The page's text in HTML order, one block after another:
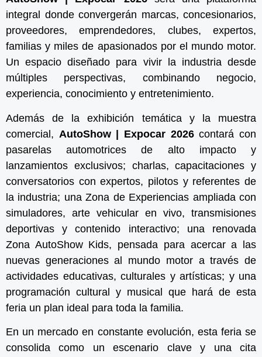
integral donde convergerán marcas, concesionarios,
proveedores, emprendedores, clubes, expertos,
familias y miles de apasionados por el mundo motor.
Un espacio diseñado para vivir la industria desde
múltiples perspectivas, combinando negocio,
experiencia, conocimiento y entretenimiento.
Además de la exhibición temática y la muestra
comercial, AutoShow | Expocar 2026contará con
pasarelas automotrices de alto impacto y
lanzamientos exclusivos; charlas, capacitaciones y
conversatorios con expertos, pilotos y referentes de
la industria; una Zona de Experiencias ampliada con
simuladores, arte vehicular en vivo, transmisiones
deportivas y contenido interactivo; una renovada
Zona AutoShow Kids, pensada para acercar a las
nuevas generaciones al mundo motor a través de
actividades educativas, culturales y artísticas; y una
programación cultural y musical que hará de esta
feria un plan ideal para toda la familia.
En un mercado en constante evolución, esta feria se
consolida como un escenario clave y una cita